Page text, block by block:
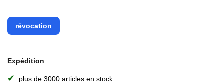
révocation
Expédition
✔ plus de 3000 articles en stock